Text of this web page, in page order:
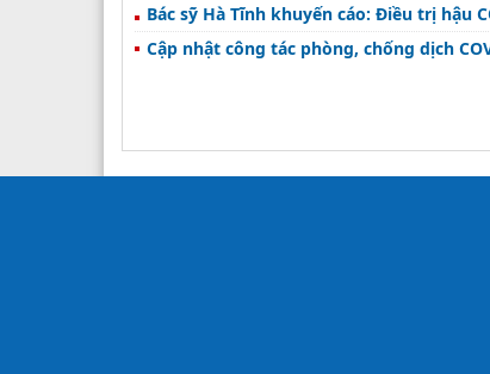
Bác sỹ Hà Tĩnh khuyến cáo: Điều trị hậu
Cập nhật công tác phòng, chống dịch